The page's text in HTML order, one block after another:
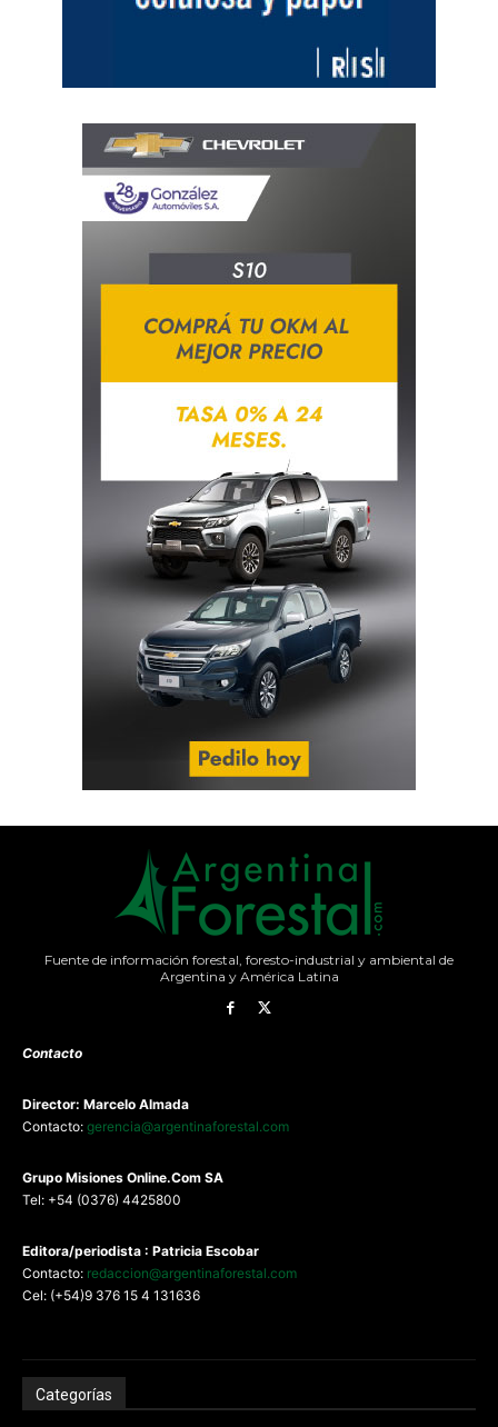
Fuente de información forestal, foresto-industrial y ambiental de
Argentina y América Latina
Contacto
Director: Marcelo Almada
Contacto: gerencia@argentinaforestal.com
Grupo Misiones Online.Com SA
Tel: +54 (0376) 4425800
Editora/periodista : Patricia Escobar
Contacto: redaccion@argentinaforestal.com
Cel: (+54)9 376 15 4 131636
Categorías